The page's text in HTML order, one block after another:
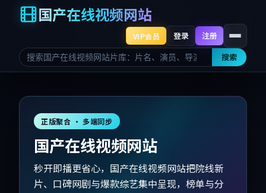
国产在线视频网站
搜索
VIP会员 登录 注册
正版聚合 · 多端同步
国产在线视频网站
秒开即播更省心，国产在线视频网站把院线新
片、口碑网剧与爆款综艺集中呈现，榜单与分